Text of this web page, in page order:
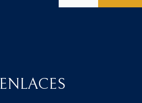
ENLACES